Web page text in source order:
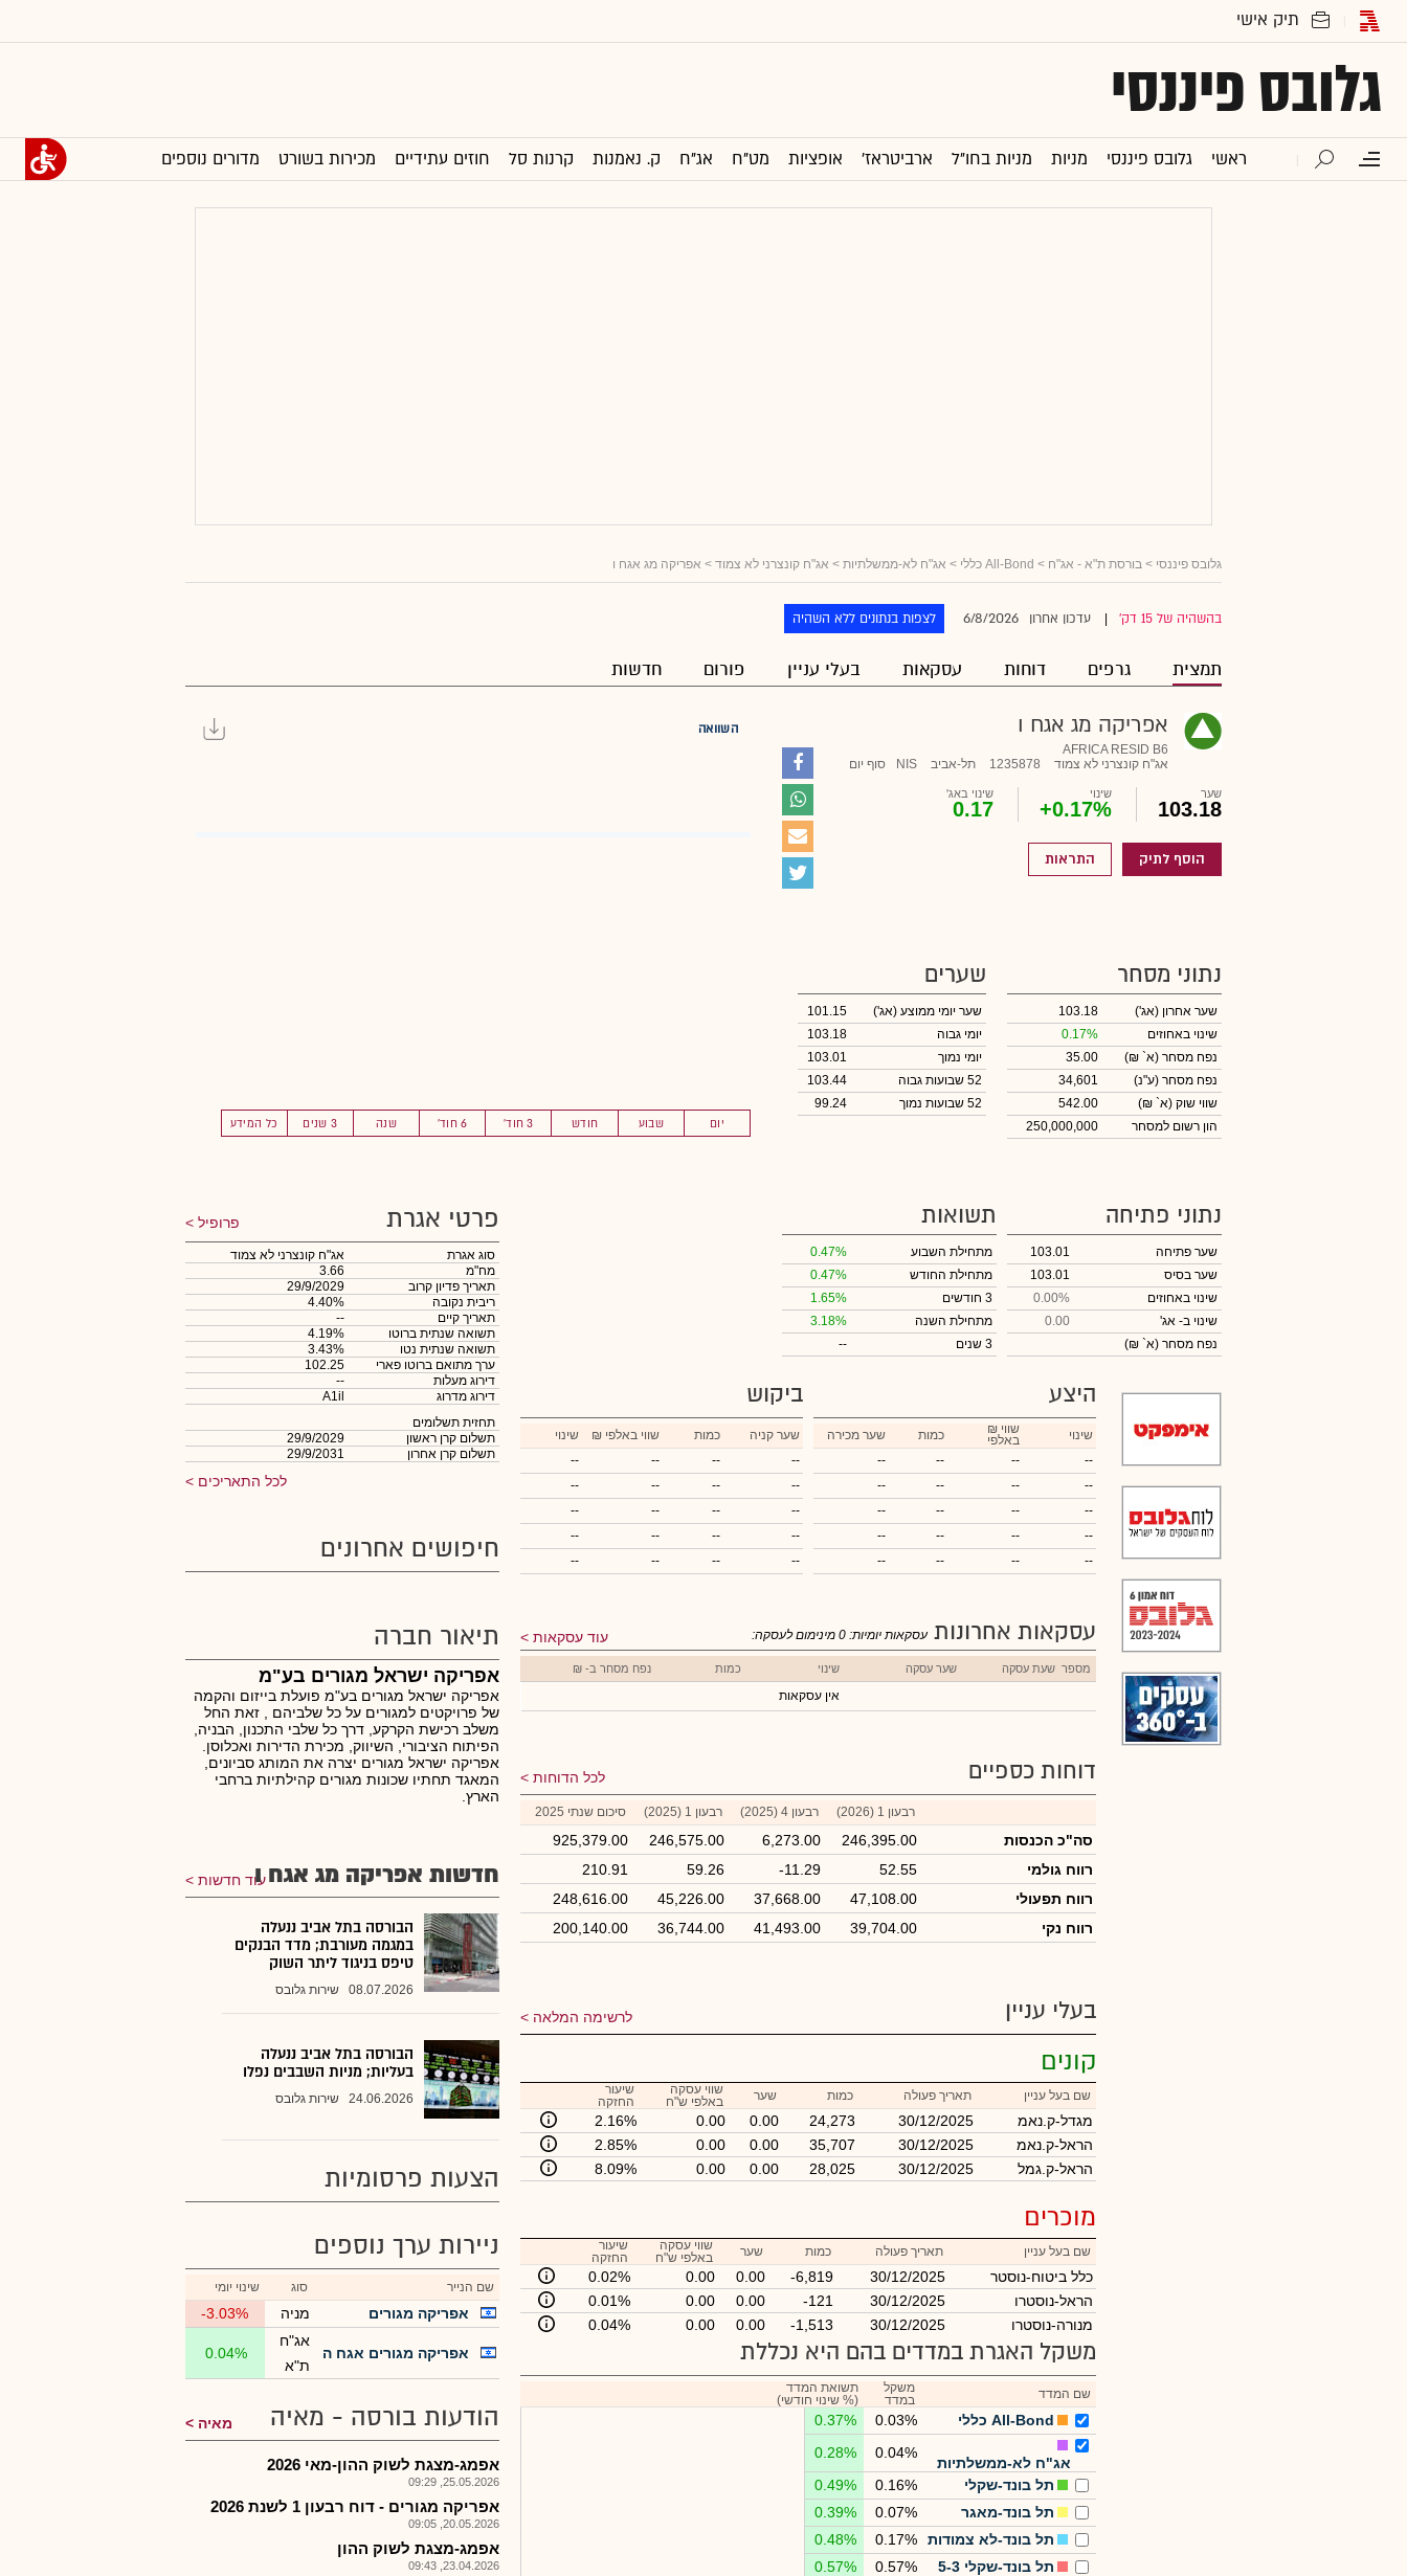
גלובס פיננסי
ראשי גלובס פיננסי מניות מניות בחו"ל ארביטראז' אופציות מט"ח אג"ח ק. נאמנות קרנות סל חוזים עתידיים מכירות בשורט מדורים נוספים
גלובס פיננסי > בורסת ת"א - אג"ח > All-Bond כללי > אג"ח לא-ממשלתיות > אג"ח קונצרני לא צמוד > אפריקה מג אגח ו
בהשהיה של 15 דק' עדכון אחרון 6/8/2026 לצפות בנתונים ללא השהיה
תמצית גרפים דוחות עסקאות בעלי עניין פורום חדשות
אפריקה מג אגח ו
AFRICA RESID B6
אג"ח קונצרני לא צמוד
1235878 תל-אביב NIS סוף יום
שער
103.18
שינוי
+0.17%
שינוי באג'
0.17
הוסף לתיק התראות
השוואה
יום שבוע חודש 3 חוד' 6 חוד' שנה 3 שנים כל המידע
נתוני מסחר
שער אחרון (אג')
103.18
שינוי באחוזים
0.17%
נפח מסחר (א` ₪)
35.00
נפח מסחר (ע"נ)
34,601
שווי שוק (א` ₪)
542.00
הון רשום למסחר
250,000,000
שערים
שער יומי ממוצע (אג')
101.15
יומי גבוה
103.18
יומי נמוך
103.01
52 שבועות גבוה
103.44
52 שבועות נמוך
99.24
נתוני פתיחה
שער פתיחה
103.01
שער בסיס
103.01
שינוי באחוזים
0.00%
שינוי ב- אג'
0.00
נפח מסחר (א` ₪)
תשואות
מתחילת השבוע
0.47%
מתחילת החודש
0.47%
3 חודשים
1.65%
מתחילת השנה
3.18%
3 שנים
--
היצע
שינוי ₪ שווי
באלפי כמות
שער מכירה
--
--
--
--
--
--
--
--
--
--
--
--
--
--
--
--
--
--
--
--
ביקוש
שער קניה כמות ₪ שווי באלפי
שינוי
--
--
--
--
--
--
--
--
--
--
--
--
--
--
--
--
--
--
--
--
עסקאות אחרונות עוד עסקאות עסקאות יומיות: 0 מינימום לעסקה:
מספר שעת עסקה שער עסקה שינוי כמות נפח מסחר ב- ₪
אין עסקאות
דוחות כספיים לכל הדוחות
רבעון 1 (2026) רבעון 4 (2025) רבעון 1 (2025) סיכום שנתי 2025
סה"כ הכנסות 246,395.00
6,273.00
246,575.00
925,379.00
רווח גולמי
52.55
-11.29
59.26
210.91
רווח תפעולי
47,108.00
37,668.00
45,226.00
248,616.00
רווח נקי
39,704.00
41,493.00
36,744.00
200,140.00
בעלי עניין לרשימה המלאה
קונים
שם בעל עניין תאריך פעולה כמות שער
שווי עסקה
באלפי ש"ח
שיעור
החזקה
מגדל-ק.נאמ 30/12/2025
24,273
0.00
0.00
2.16%
הראל-ק.נאמ
30/12/2025
35,707
0.00
0.00
2.85%
הראל-ק.גמל
30/12/2025
28,025
0.00
0.00
8.09%
מוכרים
שם בעל עניין תאריך פעולה כמות שער
שווי עסקה
באלפי ש"ח
שיעור
החזקה
כלל ביטוח-נוסטר 30/12/2025
-6,819
0.00
0.00
0.02%
הראל-נוסטרו
30/12/2025
-121
0.00
0.00
0.01%
מנורה-נוסטרו
30/12/2025
-1,513
0.00
0.00
0.04%
משקל האגרת במדדים בהם היא נכללת
שם המדד
משקל
במדד
תשואת המדד
(% שינוי חודשי)
All-Bond כללי 0.03%
0.37%
אג"ח לא-ממשלתיות
0.04%
0.28%
תל בונד-שקלי
0.16%
0.49%
תל בונד-מאגר
0.07%
0.39%
תל בונד-לא צמודות
0.17%
0.48%
תל בונד-שקלי 5-3
0.57%
0.57%
פרטי אגרת פרופיל
סוג אגרת
אג"ח קונצרני לא צמוד
מח"מ
3.66
תאריך פדיון קרוב
29/9/2029
ריבית נקובה
4.40%
תאריך קיים
--
תשואה שנתית ברוטו
4.19%
תשואה שנתית נטו
3.43%
ערך מתואם ברוטו פארי
102.25
דירוג מעלות
--
דירוג מדרוג
A1il
תחזית תשלומים
תשלום קרן ראשון
29/9/2029
תשלום קרן אחרון
29/9/2031
לכל התאריכים
חיפושים אחרונים
תיאור חברה
אפריקה ישראל מגורים בע"מ
אפריקה ישראל מגורים בע"מ פועלת בייזום והקמה
של פרויקטים למגורים על כל שלביהם , זאת החל
משלב רכישת הקרקע, דרך כל שלבי התכנון, הבניה,
הפיתוח הציבורי, השיווק, מכירת הדירות ואכלוסן.
אפריקה ישראל מגורים יצרה את המותג סביונים,
המאגד תחתיו שכונות מגורים קהילתיות ברחבי
הארץ.
חדשות אפריקה מג אגח ועוד חדשות
הבורסה בתל אביב ננעלה
במגמה מעורבת; מדד הבנקים
טיפס בניגוד ליתר השוק
08.07.2026 שירות גלובס
הבורסה בתל אביב ננעלה
בעליות; מניות השבבים נפלו
24.06.2026 שירות גלובס
הצעות פרסומיות
ניירות ערך נוספים
שם הנייר סוג שינוי יומי
אפריקה מגורים מניה -3.03%
אפריקה מגורים אגח ה
אג"ח
ת"א
0.04%
הודעות בורסה - מאיה מאיה
אפמג-מצגת לשוק ההון-מאי 2026
25.05.2026, 09:29
אפריקה מגורים - דוח רבעון 1 לשנת 2026
20.05.2026, 09:05
אפמג-מצגת לשוק ההון
23.04.2026, 09:43